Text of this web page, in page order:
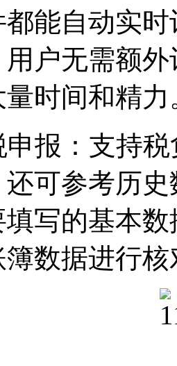
能自动实
户无需额
时间和精力
申报：支持
可参考历
写的基本
数据进行